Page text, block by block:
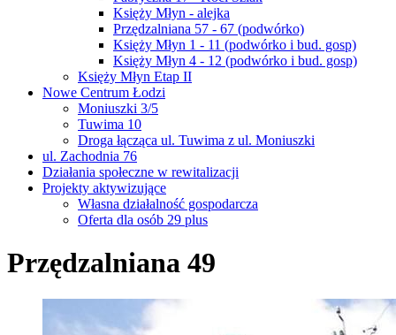
Księży Młyn - alejka
Przędzalniana 57 - 67 (podwórko)
Księży Młyn 1 - 11 (podwórko i bud. gosp)
Księży Młyn 4 - 12 (podwórko i bud. gosp)
Księży Młyn Etap II
Nowe Centrum Łodzi
Moniuszki 3/5
Tuwima 10
Droga łącząca ul. Tuwima z ul. Moniuszki
ul. Zachodnia 76
Działania społeczne w rewitalizacji
Projekty aktywizujące
Własna działalność gospodarcza
Oferta dla osób 29 plus
Przędzalniana 49